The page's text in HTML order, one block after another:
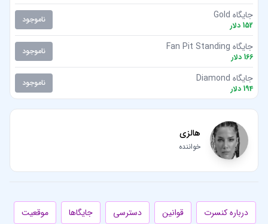
جایگاه Gold
152 دلار
ناموجود
جایگاه Fan Pit Standing
166 دلار
ناموجود
جایگاه Diamond
194 دلار
ناموجود
هالزی
خواننده
درباره کنسرت قوانین دسترسی جایگاها موقعیت